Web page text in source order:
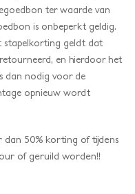
ter waarde van
is onbeperkt geldig.
stapelkorting geldt dat
en hierdoor het
dan nodig voor de
opnieuw wordt
50% korting of tijdens
of geruild worden!!